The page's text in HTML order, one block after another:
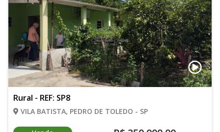
Rural - REF: SP8
VILA BATISTA, PEDRO DE TOLEDO - SP